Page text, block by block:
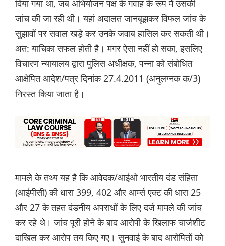
दिया गया था, जब अभियोजन पक्ष के गवाह के रूप में उसकी
जांच की जा रही थी। यहां अदालत जानबूझकर विफल जांच के
सुझावों पर सवाल खड़े कर उनके जवाब हासिल कर सकती थी।
अत: याचिका सफल होती है। मगर ऐसा नहीं हो सका, इसलिए
विचारण न्यायालय द्वारा पुलिस अधीक्षक, पन्ना को संबोधित
आक्षेपित आदेश/पत्र दिनांक 27.4.2011 (अनुलग्नक क/3)
निरस्त किया जाता है।
मामले के तथ्य यह है कि आवेदक/आईओ भारतीय दंड संहिता
(आईपीसी) की धारा 399, 402 और आर्म्स एक्ट की धारा 25
और 27 के तहत दंडनीय अपराधों के लिए दर्ज मामले की जांच
कर रहे थे। जांच पूरी होने के बाद आरोपी के खिलाफ चार्जशीट
दाखिल कर आरोप तय किए गए। सुनवाई के बाद आरोपितों को